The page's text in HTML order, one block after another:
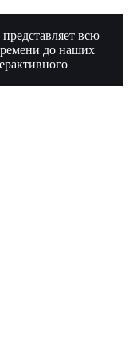
всю
до наших